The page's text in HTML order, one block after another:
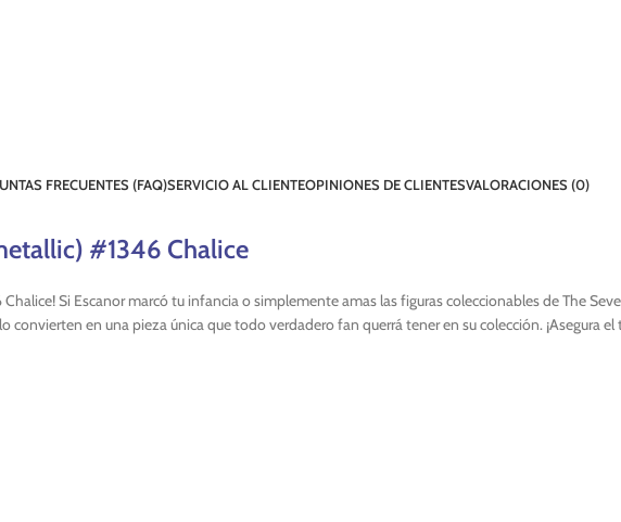
FRECUENTES (FAQ)SERVICIO AL CLIENTEOPINIONES DE CLIENTESVALORACIONES (0)
#1346 Chalice
Si Escanor marcó tu infancia o simplemente amas las figuras coleccionables de The
en una pieza única que todo verdadero fan querrá tener en su colección. ¡Asegura